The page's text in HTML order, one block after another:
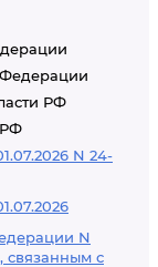
Федерации
РФ
N 24-
N
связанным с